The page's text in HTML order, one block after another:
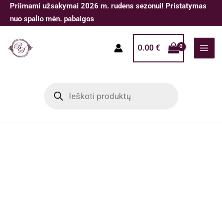
Pereiti
prie
Priimami užsakymai 2026 m. rudens sezonui! Pristatymas
nuo spalio mėn. pabaigos
0.00 €
search